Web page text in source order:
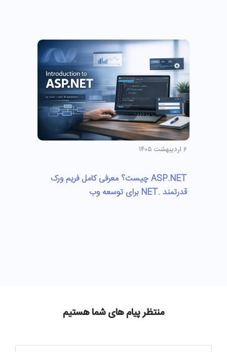
۶ اردیبهشت ۱۴۰۵
ASP.NET چیست؟ معرفی کامل فریم‌ ورک
قدرتمند .NET برای توسعه وب
منتظر پیام های شما هستیم